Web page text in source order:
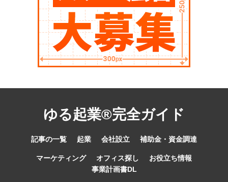
ゆる起業®完全ガイド
記事の一覧 起業 会社設立 補助金・資金調達
マーケティング オフィス探し
お役立ち情報
事業計画書DL